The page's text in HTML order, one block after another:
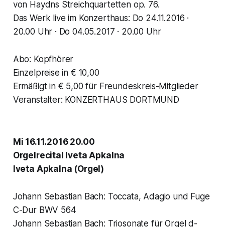
von Haydns Streichquartetten op. 76.
Das Werk live im Konzerthaus: Do 24.11.2016 ·
20.00 Uhr · Do 04.05.2017 · 20.00 Uhr
Abo: Kopfhörer
Einzelpreise in € 10,00
Ermäßigt in € 5,00 für Freundeskreis-Mitglieder
Veranstalter: KONZERTHAUS DORTMUND
Mi 16.11.2016 20.00
Orgelrecital Iveta Apkalna
Iveta Apkalna (Orgel)
Johann Sebastian Bach: Toccata, Adagio und Fuge
C-Dur BWV 564
Johann Sebastian Bach: Triosonate für Orgel d-